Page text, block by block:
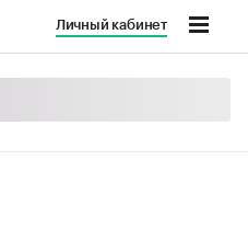
Личный кабинет